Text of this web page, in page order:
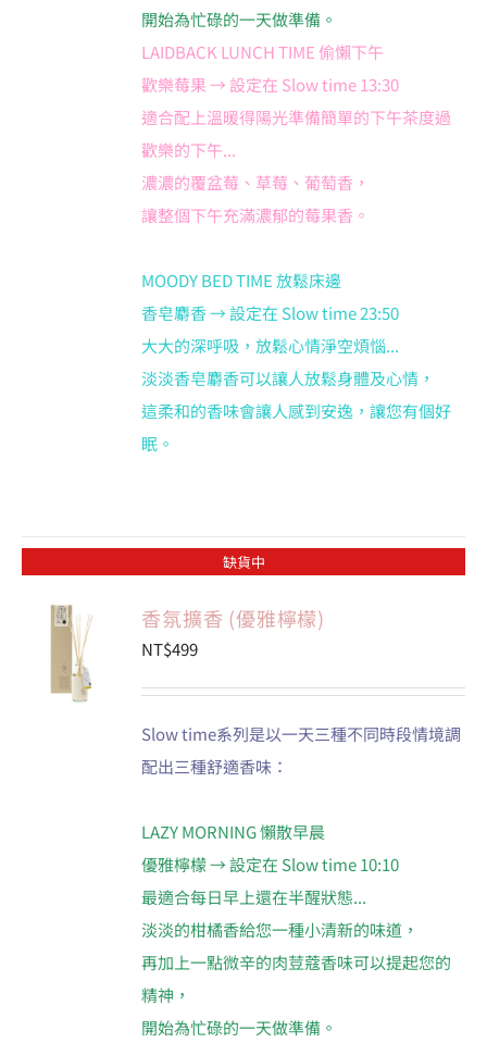
開始為忙碌的一天做準備。
LAIDBACK LUNCH TIME 偷懶下午
歡樂莓果 → 設定在 Slow time 13:30
適合配上溫暖得陽光準備簡單的下午茶度過
歡樂的下午...
濃濃的覆盆莓、草莓、葡萄香，
讓整個下午充滿濃郁的莓果香。
MOODY BED TIME 放鬆床邊
香皂麝香 → 設定在 Slow time 23:50
大大的深呼吸，放鬆心情淨空煩惱...
淡淡香皂麝香可以讓人放鬆身體及心情，
這柔和的香味會讓人感到安逸，讓您有個好
眠。
缺貨中
香氛擴香 (優雅檸檬)
NT$499
Slow time系列是以一天三種不同時段情境調
配出三種舒適香味：
LAZY MORNING 懶散早晨
優雅檸檬 → 設定在 Slow time 10:10
最適合每日早上還在半醒狀態...
淡淡的柑橘香給您一種小清新的味道，
再加上一點微辛的肉荳蔻香味可以提起您的
精神，
開始為忙碌的一天做準備。